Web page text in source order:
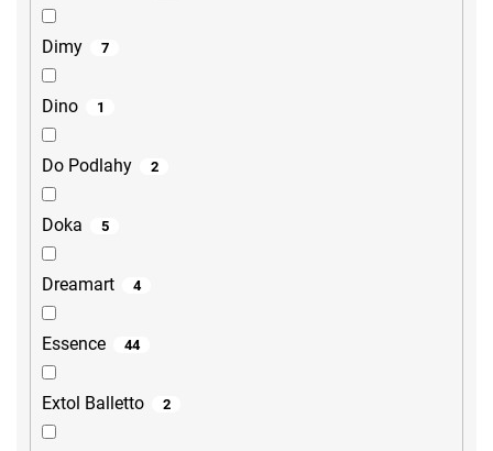
Dimy 7
Dino 1
Do Podlahy 2
Doka 5
Dreamart 4
Essence 44
Extol Balletto 2